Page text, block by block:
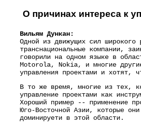
О причинах интереса к
Вильям Дункан:
Одной из движущих сил широкого
транснациональные компании,
говорили на одном языке в
Motorola, Nokia, и многие
управления проектами и хотят,
В то же время, многие из тех,
управление проектами как
Хороший пример -- применение
Юго-Восточной Азии, которые
доминируети в этой области.